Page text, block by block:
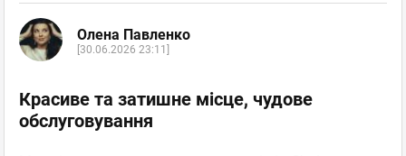
Олена Павленко
[30.06.2026 23:11]
Красиве та затишне місце, чудове
обслуговування